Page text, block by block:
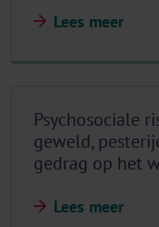
Lees meer
Psychosociale
geweld,
gedrag op het
Lees meer